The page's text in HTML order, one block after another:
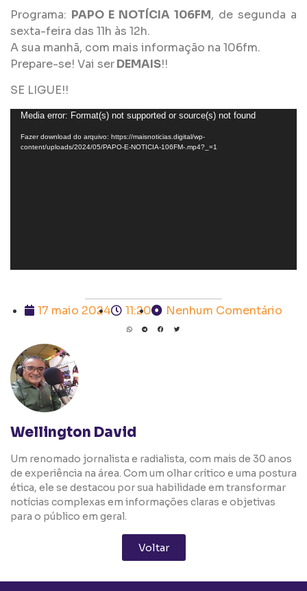
Programa: PAPO E NOTÍCIA 106FM, de segunda a
sexta-feira das 11h às 12h.
A sua manhã, com mais informação na 106fm.
Prepare-se! Vai serDEMAIS!!
SE LIGUE!!
Tocador
de
vídeo
Media error: Format(s) not supported or source(s) not found
Fazer download do arquivo: https://maisnoticias.digital/wp-
content/uploads/2024/05/PAPO-E-NOTICIA-106FM-.mp4?_=1
17 maio 2024 11:20 Nenhum Comentário
Wellington David
Um renomado jornalista e radialista, com mais de 30 anos
de experiência na área. Com um olhar crítico e uma postura
ética, ele se destacou por sua habilidade em transformar
notícias complexas em informações claras e objetivas
para o público em geral.
Voltar